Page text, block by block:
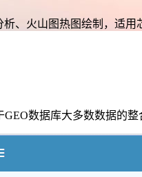
、火山图热图绘制，适用
数据库大多数数据的